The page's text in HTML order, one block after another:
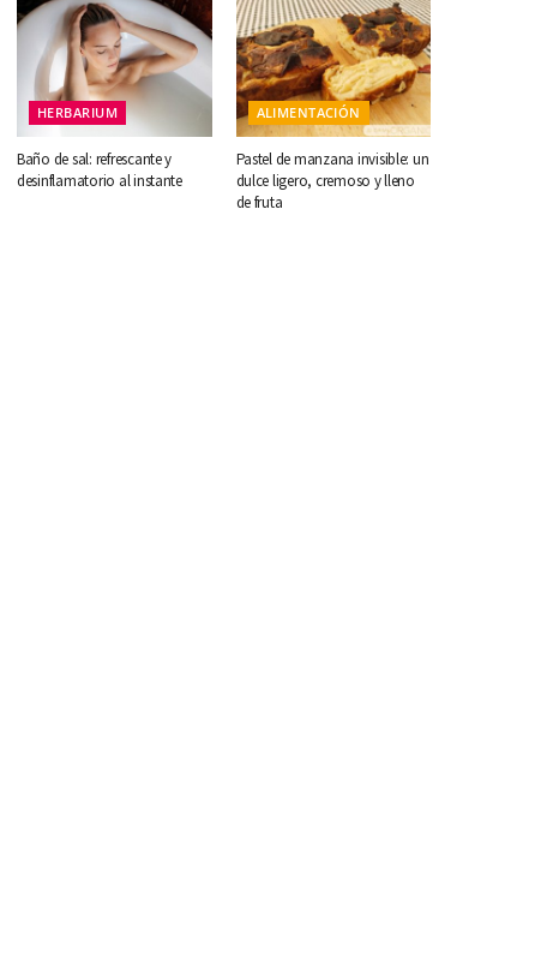
HERBARIUM
Baño de sal: refrescante y
desinflamatorio al instante
ALIMENTACIÓN
Pastel de manzana invisible: un
dulce ligero, cremoso y lleno
de fruta